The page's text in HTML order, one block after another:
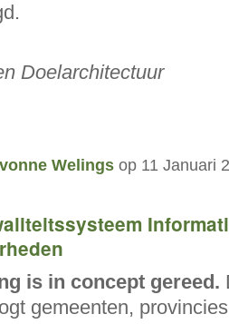
Doelarchitectuur
Welings op 11 Januari
is in concept gereed.
gemeenten,